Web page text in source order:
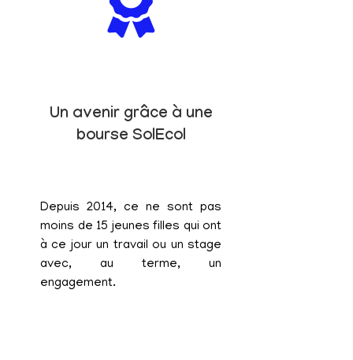
Un avenir grâce à une
bourse SolEcol
Depuis 2014, ce ne sont pas
moins de 15 jeunes filles qui ont
à ce jour un travail ou un stage
avec, au terme, un
engagement.